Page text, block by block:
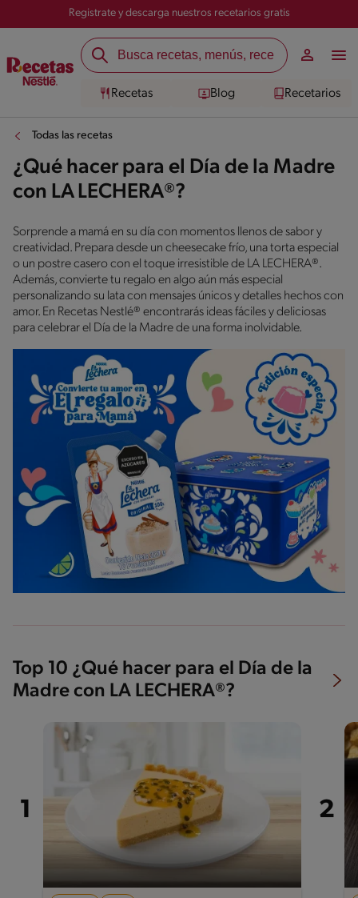
Registrate y descarga nuestros recetarios gratis
Recetas Blog Recetarios
Todas las recetas
¿Qué hacer para el Día de la Madre
con LA LECHERA®?
Sorprende a mamá en su día con momentos llenos de sabor y
creatividad. Prepara desde un cheesecake frío, una torta especial
o un postre casero con el toque irresistible de LA LECHERA®.
Además, convierte tu regalo en algo aún más especial
personalizando su lata con mensajes únicos y detalles hechos con
amor. En Recetas Nestlé® encontrarás ideas fáciles y deliciosas
para celebrar el Día de la Madre de una forma inolvidable.
Top 10 ¿Qué hacer para el Día de la
Madre con LA LECHERA®?